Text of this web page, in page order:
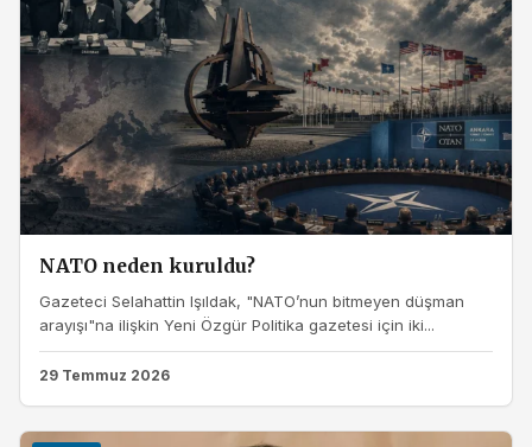
NATO neden kuruldu?
Gazeteci Selahattin Işıldak, "NATO’nun bitmeyen düşman
arayışı"na ilişkin Yeni Özgür Politika gazetesi için iki...
29 Temmuz 2026